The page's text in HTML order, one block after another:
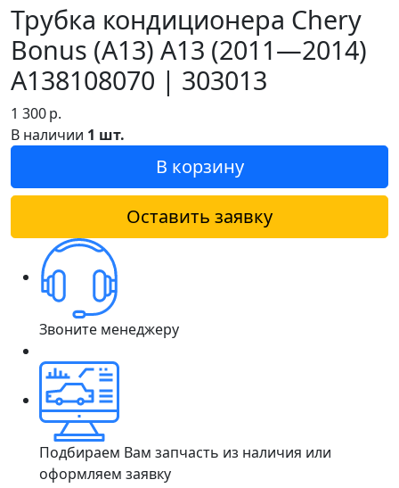
Трубка кондиционера Chery
Bonus (A13) A13 (2011—2014)
A138108070 | 303013
1 300р.
В наличии 1 шт.
В корзину
Оставить заявку
Звоните менеджеру
Подбираем Вам запчасть из наличия или
оформляем заявку